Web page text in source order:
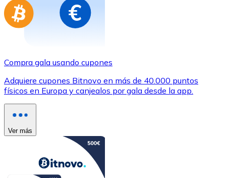
Compra gala usando cupones
Adquiere cupones Bitnovo en más de 40.000 puntos
físicos en Europa y canjealos por gala desde la app.
Ver más